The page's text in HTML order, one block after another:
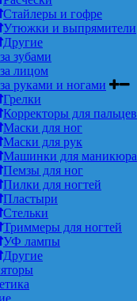
Стайлеры и гофре
Утюжки и выпрямители
Другие
зубами
лицом
руками и ногами
Грелки
Корректоры для пальцев
Маски для ног
Маски для рук
Машинки для маникюра
Пемзы для ног
Пилки для ногтей
Пластыри
Стельки
Триммеры для ногтей
УФ лампы
Другие